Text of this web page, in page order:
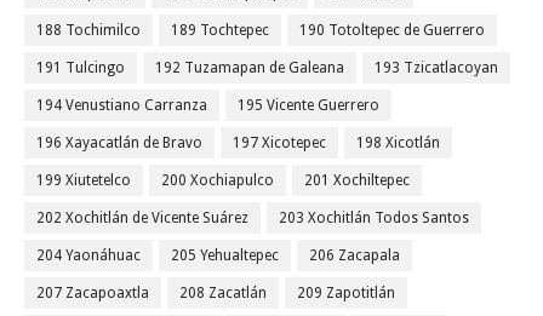
188 Tochimilco 189 Tochtepec 190 Totoltepec de Guerrero
191 Tulcingo 192 Tuzamapan de Galeana 193 Tzicatlacoyan
194 Venustiano Carranza 195 Vicente Guerrero
196 Xayacatlán de Bravo 197 Xicotepec 198 Xicotlán
199 Xiutetelco 200 Xochiapulco 201 Xochiltepec
202 Xochitlán de Vicente Suárez 203 Xochitlán Todos Santos
204 Yaonáhuac 205 Yehualtepec 206 Zacapala
207 Zacapoaxtla 208 Zacatlán 209 Zapotitlán